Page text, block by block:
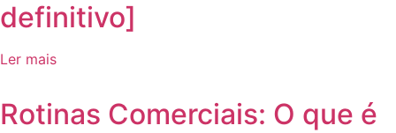
definitivo]
Ler mais
Rotinas Comerciais: O que é